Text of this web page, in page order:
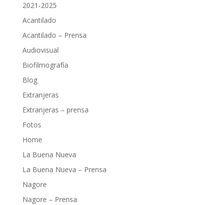
2021-2025
Acantilado
Acantilado – Prensa
Audiovisual
Biofilmografía
Blog
Extranjeras
Extranjeras – prensa
Fotos
Home
La Buena Nueva
La Buena Nueva – Prensa
Nagore
Nagore – Prensa